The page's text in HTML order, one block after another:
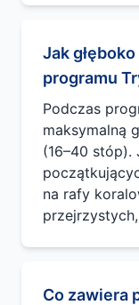
Jak
programu
Podczas
maksymalną
(16–40 stóp).
na rafy
Co zawiera